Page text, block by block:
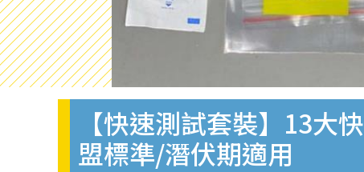
【快速測試套裝】13
盟標準/潛伏期適用